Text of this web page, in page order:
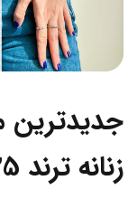
جدیدترین
زنانه ترند 2025